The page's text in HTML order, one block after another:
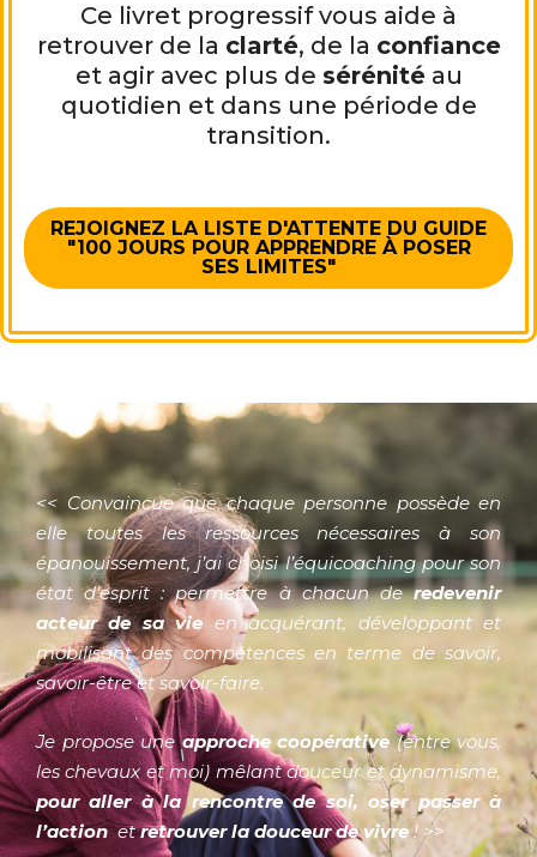
Ce livret progressif vous aide à
retrouver de la clarté, de la confiance
et agir avec plus de sérénitéau
quotidien et dans une période de
transition.
REJOIGNEZ LA LISTE D'ATTENTE DU GUIDE
"100 JOURS POUR APPRENDRE À POSER
SES LIMITES"
<< Convaincue que chaque personne possède en
elle toutes les ressources nécessaires à son
épanouissement, j’ai choisi l’équicoaching pour son
état d’esprit : permettre à chacun deredevenir
acteur de sa vie en acquérant, développant et
mobilisant des compétences en terme de savoir,
savoir-être et savoir-faire.
Je propose uneapproche coopérative (entre vous,
les chevaux et moi) mêlant douceur et dynamisme,
pour aller à la rencontre de soi, oser passer à
l’actionetretrouver la douceur de vivre! >>